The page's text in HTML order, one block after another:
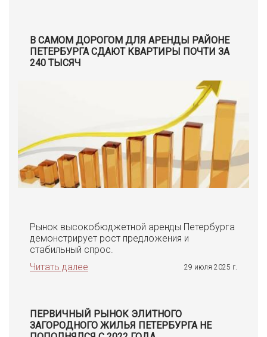
В САМОМ ДОРОГОМ ДЛЯ АРЕНДЫ РАЙОНЕ
ПЕТЕРБУРГА СДАЮТ КВАРТИРЫ ПОЧТИ ЗА
240 ТЫСЯЧ
Рынок высокобюджетной аренды Петербурга
демонстрирует рост предложения и
стабильный спрос.
Читать далее
29 июля 2025 г.
ПЕРВИЧНЫЙ РЫНОК ЭЛИТНОГО
ЗАГОРОДНОГО ЖИЛЬЯ ПЕТЕРБУРГА НЕ